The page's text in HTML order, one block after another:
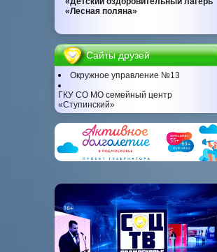
«Лесная поляна»
Сайты друзей
Окружное управление №13
ГКУ СО МО семейный центр
«Ступинский»